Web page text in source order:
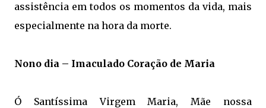
assistência em todos os momentos da vida, mais
especialmente na hora da morte.
Nono dia – Imaculado Coração de Maria
Ó Santíssima Virgem Maria, Mãe nossa